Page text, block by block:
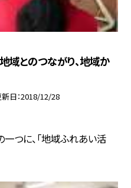
域とのつながり、地域か
日 2018/12/28
つに、「地域ふれあい活